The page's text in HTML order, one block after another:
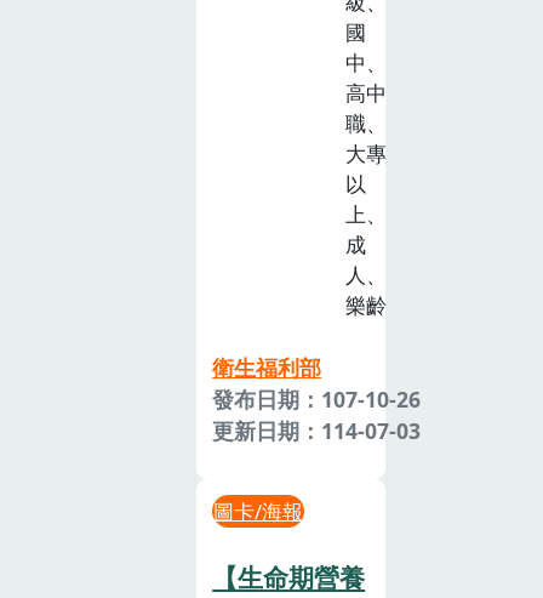
國
中、
高中
職、
大專
以
上、
成
人、
樂齡
衛生福利部
發布日期：107-10-26
更新日期：114-07-03
圖卡/海報
【生命期營養